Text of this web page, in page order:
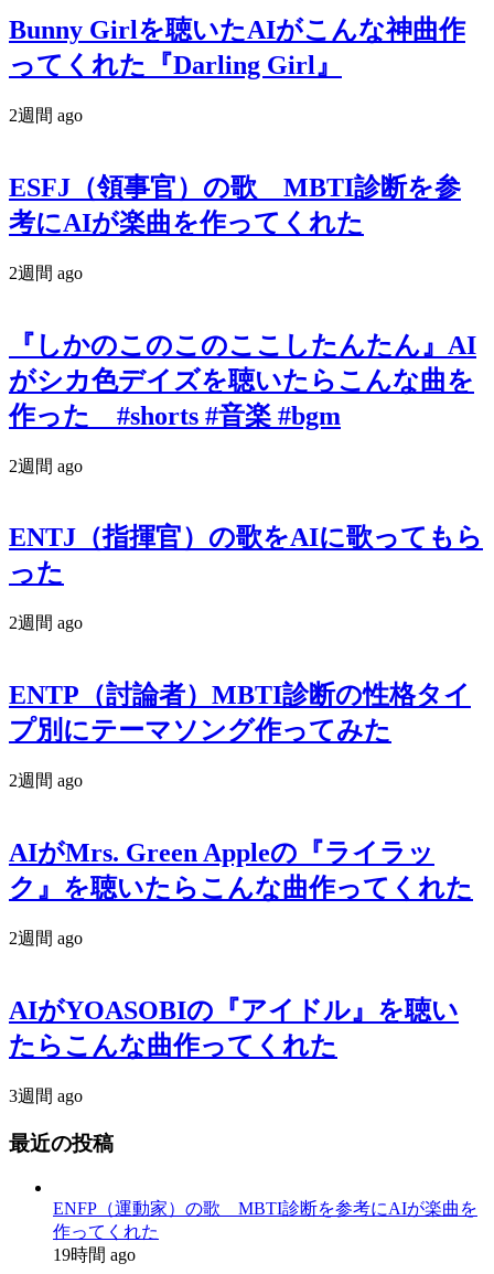
Bunny Girlを聴いたAIがこんな神曲作
ってくれた『Darling Girl』
2週間 ago
ESFJ（領事官）の歌 MBTI診断を参
考にAIが楽曲を作ってくれた
2週間 ago
『しかのこのこのここしたんたん』AI
がシカ色デイズを聴いたらこんな曲を
作った #shorts #音楽 #bgm
2週間 ago
ENTJ（指揮官）の歌をAIに歌ってもら
った
2週間 ago
ENTP（討論者）MBTI診断の性格タイ
プ別にテーマソング作ってみた
2週間 ago
AIがMrs. Green Appleの『ライラッ
ク』を聴いたらこんな曲作ってくれた
2週間 ago
AIがYOASOBIの『アイドル』を聴い
たらこんな曲作ってくれた
3週間 ago
最近の投稿
ENFP（運動家）の歌 MBTI診断を参考にAIが楽曲を
作ってくれた
19時間 ago